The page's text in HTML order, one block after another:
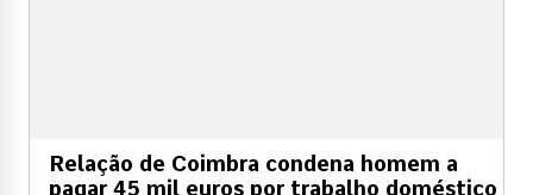
Relação de Coimbra condena homem a
pagar 45 mil euros por trabalho doméstico